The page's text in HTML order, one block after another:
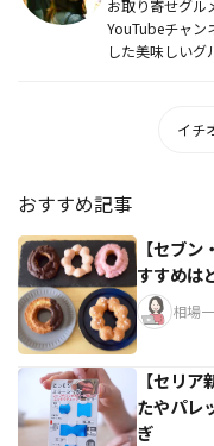
お取り寄せグル
YouTubeチャン
した美味しいグ
イチ
おすすめ記事
【セブ
すすめは
相場
【セリ
たやパレ
ぎ